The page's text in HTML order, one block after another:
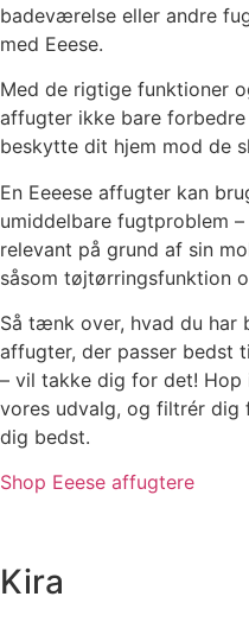
badeværelse eller andre
med Eeese.
Med de rigtige funktioner
affugter ikke bare
beskytte dit hjem mod de
En Eeeese affugter kan
umiddelbare fugtproblem
relevant på grund af sin
såsom tøjtørringsfunktion
Så tænk over, hvad du har
affugter, der passer bedst
– vil takke dig for det! Hop
vores udvalg, og filtrér dig
dig bedst.
Shop Eeese affugtere
Kira